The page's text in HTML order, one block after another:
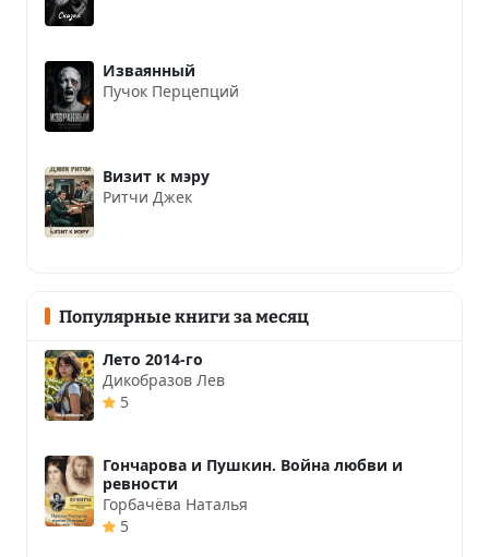
Изваянный
Пучок Перцепций
Визит к мэру
Ритчи Джек
Популярные книги за месяц
Лето 2014-го
Дикобразов Лев
5
Гончарова и Пушкин. Война любви и
ревности
Горбачёва Наталья
5